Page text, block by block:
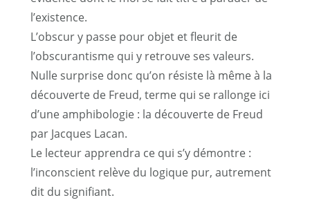
l’existence.
L’obscur y passe pour objet et fleurit de
l’obscurantisme qui y retrouve ses valeurs.
Nulle surprise donc qu’on résiste là même à la
découverte de Freud, terme qui se rallonge ici
d’une amphibologie : la découverte de Freud
par Jacques Lacan.
Le lecteur apprendra ce qui s’y démontre :
l’inconscient relève du logique pur, autrement
dit du signifiant.